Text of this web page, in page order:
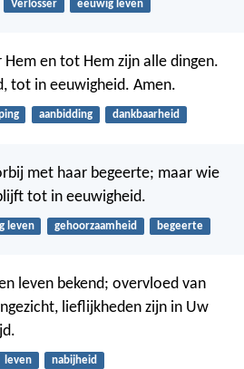
Verlosser eeuwig leven
en tot Hem zijn alle dingen.
tot in eeuwigheid. Amen.
aanbidding dankbaarheid
met haar begeerte; maar wie
tot in eeuwigheid.
leven gehoorzaamheid begeerte
leven bekend; overvloed van
lieflijkheden zijn in Uw
leven nabijheid